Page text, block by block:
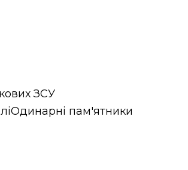
ЗСУ
Одинарні пам'ятники